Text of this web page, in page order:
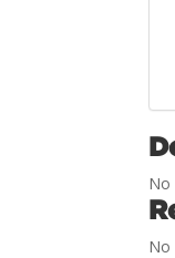
No
No